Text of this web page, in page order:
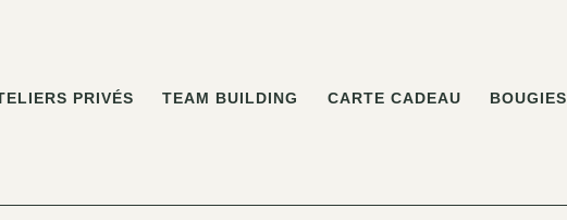
PRIVÉS TEAM BUILDING CARTE CADEAU BOUGIES